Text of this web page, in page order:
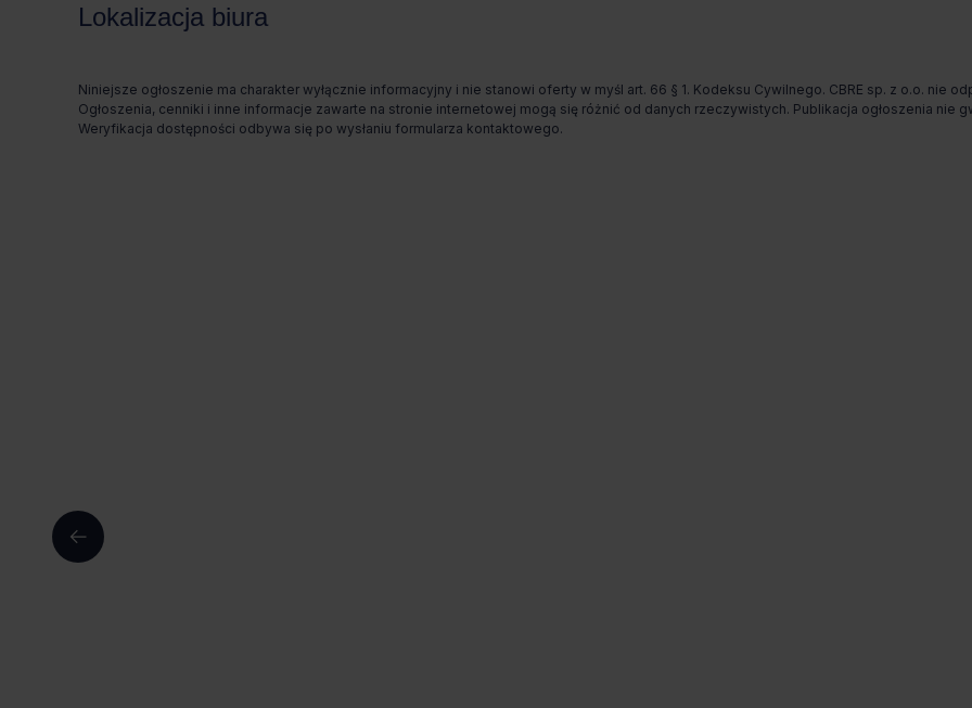
Lokalizacja biura
Niniejsze ogłoszenie ma charakter wyłącznie informacyjny i nie stanowi oferty w myśl art. 66 § 1. Kodeksu Cywilnego. CBRE sp. z o.o. nie
Ogłoszenia, cenniki i inne informacje zawarte na stronie internetowej mogą się różnić od danych rzeczywistych. Publikacja ogłoszenia nie
Weryfikacja dostępności odbywa się po wysłaniu formularza kontaktowego.